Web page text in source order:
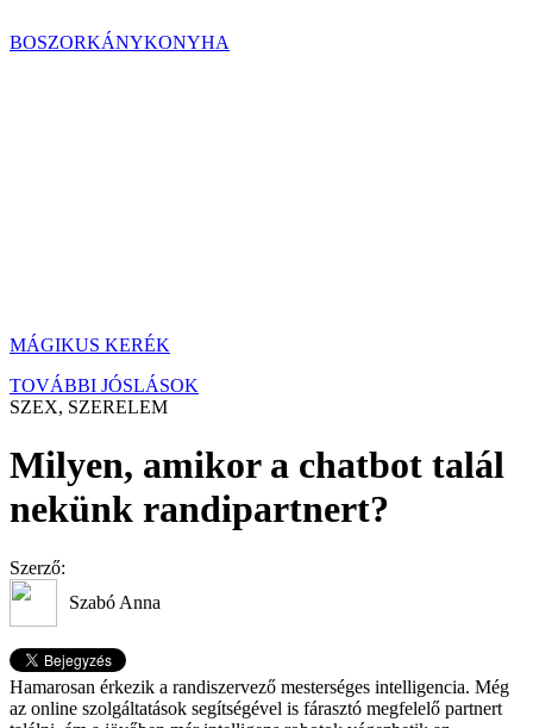
BOSZORKÁNYKONYHA
MÁGIKUS KERÉK
TOVÁBBI JÓSLÁSOK
SZEX, SZERELEM
Milyen, amikor a chatbot talál
nekünk randipartnert?
Szerző:
Szabó Anna
Hamarosan érkezik a randiszervező mesterséges intelligencia. Még
az online szolgáltatások segítségével is fárasztó megfelelő partnert